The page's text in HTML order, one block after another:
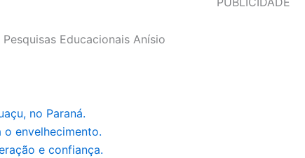
Educacionais Anísio
no Paraná.
envelhecimento.
e confiança.